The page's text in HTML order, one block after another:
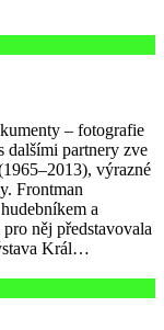
– fotografie
partnery zve
výrazné
Frontman
a
něj představovala
Král…